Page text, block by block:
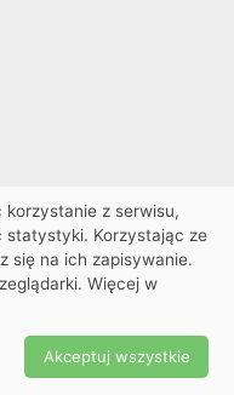
Ekobilet2026 |
Ustawienia
cookies
2026
korzystanie z serwisu,
statystyki. Korzystając ze
się na ich zapisywanie.
Więcej w
Akceptuj wszystkie